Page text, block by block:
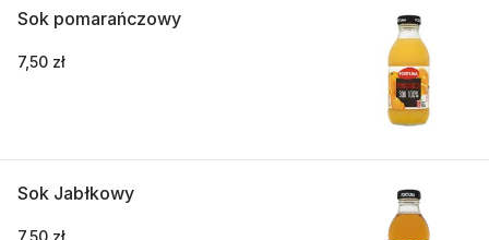
Sok pomarańczowy
7,50 zł
Sok Jabłkowy
7,50 zł